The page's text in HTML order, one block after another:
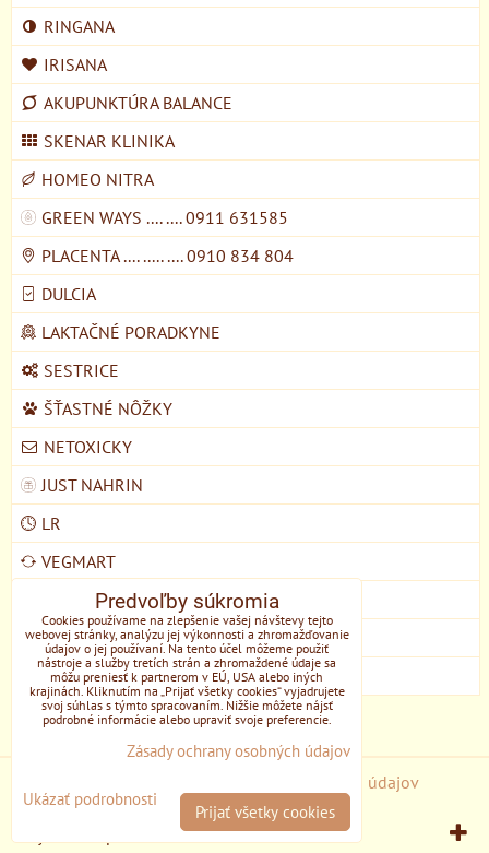
RINGANA
IRISANA
AKUPUNKTÚRA BALANCE
SKENAR KLINIKA
HOMEO NITRA
GREEN WAYS .... .... 0911 631585
PLACENTA .... ..... .... 0910 834 804
DULCIA
LAKTAČNÉ PORADKYNE
SESTRICE
ŠŤASTNÉ NÔŽKY
NETOXICKY
JUST NAHRIN
LR
VEGMART
MYCOMEDICA
DOMŠKOLA ŽIVOZEM STUPAVA
EONE
Zásady ochrany osobných údajov
Vytvorené pomocou:BiznisWeb.sk
Predvoľby súkromia
Cookies používame na zlepšenie vašej návštevy tejto
webovej stránky, analýzu jej výkonnosti a zhromažďovanie
údajov o jej používaní. Na tento účel môžeme použiť
nástroje a služby tretích strán a zhromaždené údaje sa
môžu preniesť k partnerom v EÚ, USA alebo iných
krajinách. Kliknutím na „Prijať všetky cookies“ vyjadrujete
svoj súhlas s týmto spracovaním. Nižšie môžete nájsť
podrobné informácie alebo upraviť svoje preferencie.
Zásady ochrany osobných údajov
Ukázať podrobnosti
Prijať všetky cookies